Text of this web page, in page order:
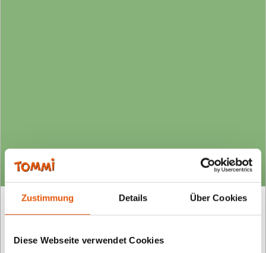
Zustimmung Details Über Cookies
Diese Webseite verwendet Cookies
Worum geht es beim TOMMI
KINDERSOFTWAREPREIS KITA?